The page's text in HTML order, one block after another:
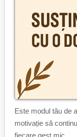
Este modul tău de
motivație să